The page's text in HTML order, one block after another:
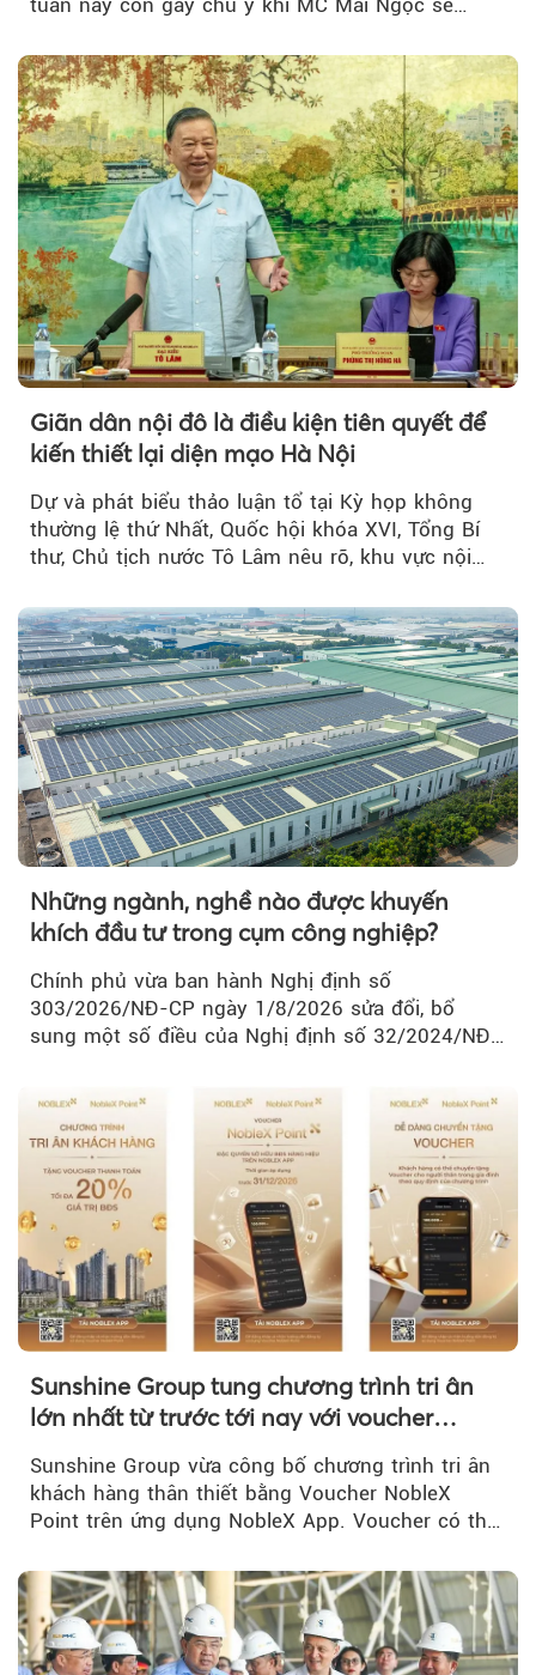
tuần này còn gây chú ý khi MC Mai Ngọc sẽ
Giãn dân nội đô là điều kiện tiên quyết để
kiến thiết lại diện mạo Hà Nội
Dự và phát biểu thảo luận tổ tại Kỳ họp không
thường lệ thứ Nhất, Quốc hội khóa XVI, Tổng Bí
thư, Chủ tịch nước Tô Lâm nêu rõ, khu vực nội
Những ngành, nghề nào được khuyến
khích đầu tư trong cụm công nghiệp?
Chính phủ vừa ban hành Nghị định số
303/2026/NĐ-CP ngày 1/8/2026 sửa đổi, bổ
sung một số điều của Nghị định số 32/2024/NĐ-
Sunshine Group tung chương trình tri ân
lớn nhất từ trước tới nay với voucher
Sunshine Group vừa công bố chương trình tri ân
khách hàng thân thiết bằng Voucher NobleX
Point trên ứng dụng NobleX App. Voucher có thể